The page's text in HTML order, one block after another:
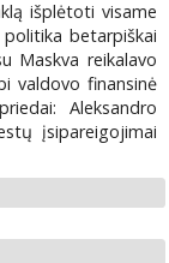
išplėtoti visame
betarpiškai
Maskva reikalavo
valdovo finansinė
Aleksandro
įsipareigojimai